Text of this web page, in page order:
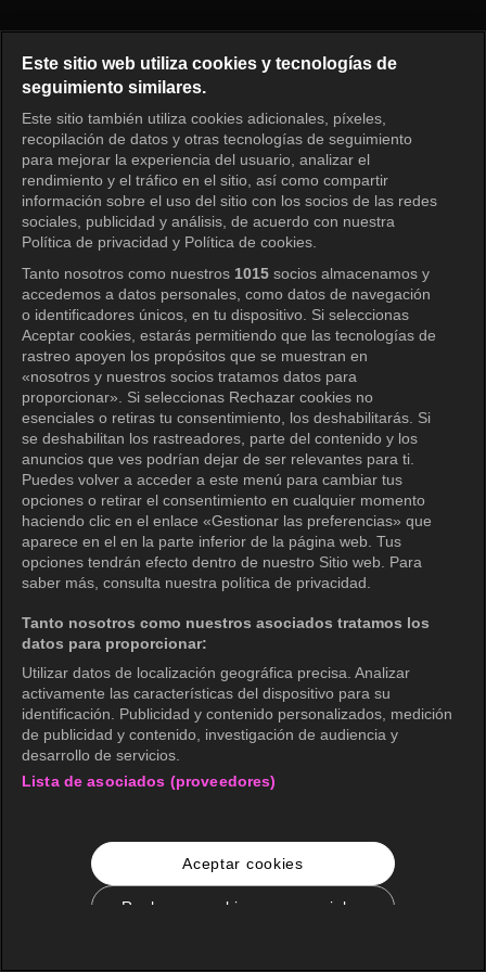
Iniciar sesión
Este sitio web utiliza cookies y tecnologías de
seguimiento similares.
Este sitio también utiliza cookies adicionales, píxeles,
recopilación de datos y otras tecnologías de seguimiento
para mejorar la experiencia del usuario, analizar el
rendimiento y el tráfico en el sitio, así como compartir
información sobre el uso del sitio con los socios de las redes
sociales, publicidad y análisis, de acuerdo con nuestra
Política de privacidad y Política de cookies.
Tanto nosotros como nuestros 1015 socios almacenamos y
accedemos a datos personales, como datos de navegación
o identificadores únicos, en tu dispositivo. Si seleccionas
Aceptar cookies, estarás permitiendo que las tecnologías de
rastreo apoyen los propósitos que se muestran en
«nosotros y nuestros socios tratamos datos para
proporcionar». Si seleccionas Rechazar cookies no
esenciales o retiras tu consentimiento, los deshabilitarás. Si
se deshabilitan los rastreadores, parte del contenido y los
anuncios que ves podrían dejar de ser relevantes para ti.
Puedes volver a acceder a este menú para cambiar tus
opciones o retirar el consentimiento en cualquier momento
haciendo clic en el enlace «Gestionar las preferencias» que
aparece en el en la parte inferior de la página web. Tus
opciones tendrán efecto dentro de nuestro Sitio web. Para
saber más, consulta nuestra política de privacidad.
Tanto nosotros como nuestros asociados tratamos los
datos para proporcionar:
Utilizar datos de localización geográfica precisa. Analizar
activamente las características del dispositivo para su
identificación. Publicidad y contenido personalizados, medición
de publicidad y contenido, investigación de audiencia y
desarrollo de servicios.
Lista de asociados (proveedores)
Aceptar cookies
Rechazar cookies no esenciales